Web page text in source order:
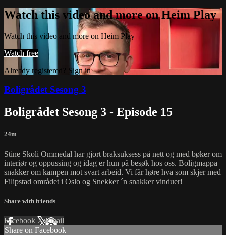
Watch this video and more on Heim Play
Watch this video and more on Heim Play
Watch free
Already registered?
Sign in
Boligrådet Sesong 3
Boligrådet Sesong 3 - Episode 15
24m
Stine Skoli Ommedal har gjort braksuksess på nett og med bøker om
interiør og oppussing og idag er hun på besøk hos oss. Boligmappa
snakker om kampen mot svart arbeid. Vi får høre hva som skjer med
Filipstad området i Oslo og Snekker ´n snakker vinduer!
Share with friends
Facebook XEmail
Share on Facebook